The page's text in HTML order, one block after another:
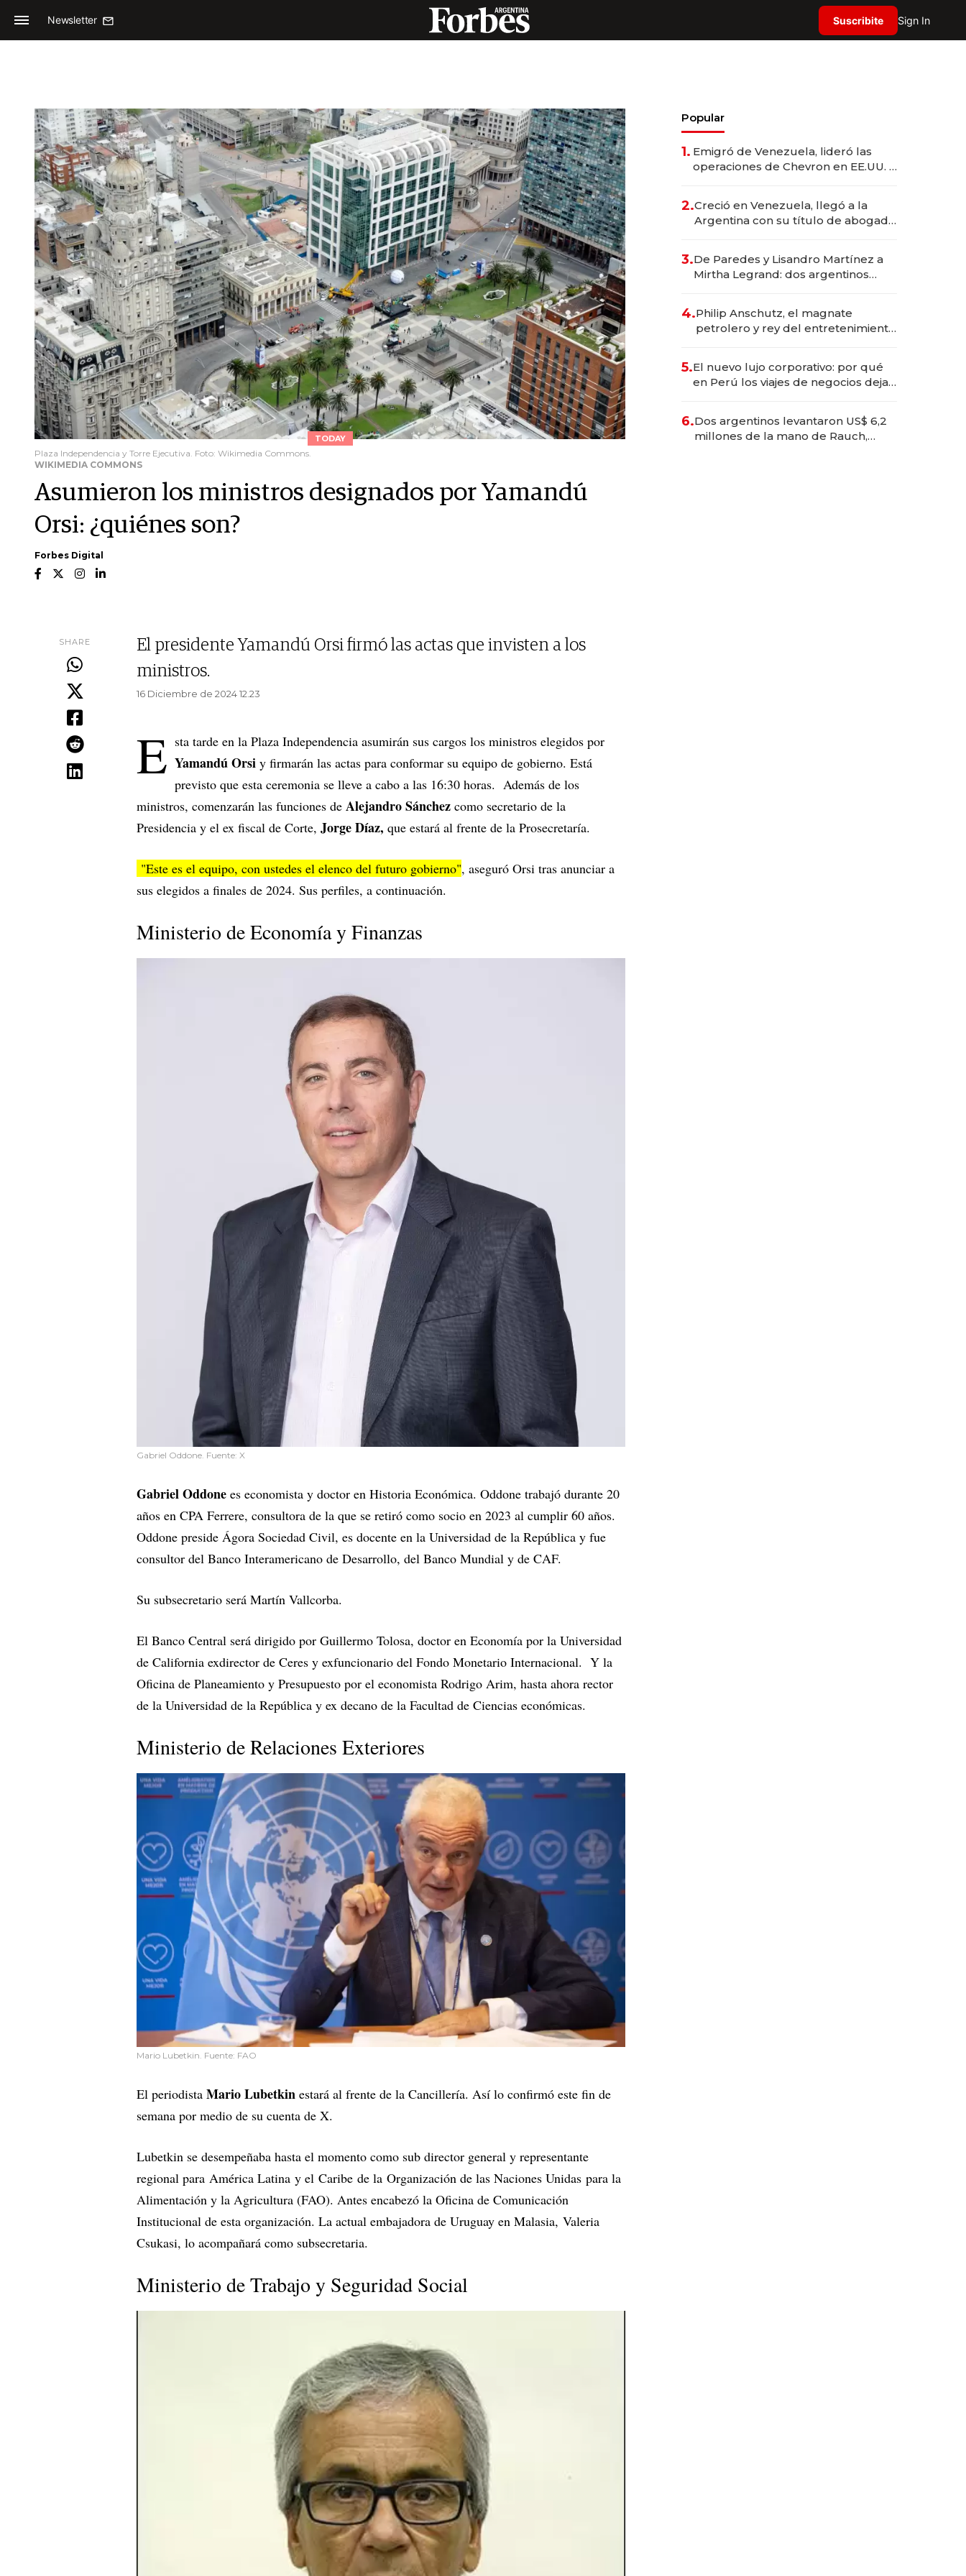
Newsletter Suscribite Sign In
TODAY
Plaza Independencia y Torre Ejecutiva. Foto: Wikimedia Commons.
WIKIMEDIA COMMONS
Asumieron los ministros designados por Yamandú
Orsi: ¿quiénes son?
Forbes Digital
SHARE
El presidente Yamandú Orsi firmó las actas que invisten a los
ministros.
16 Diciembre de 2024 12.23
E sta tarde en la Plaza Independencia asumirán sus cargos los ministros elegidos por
Yamandú Orsi y firmarán las actas para conformar su equipo de gobierno. Está
previsto que esta ceremonia se lleve a cabo a las 16:30 horas. Además de los
ministros, comenzarán las funciones de Alejandro Sánchez como secretario de la
Presidencia y el ex fiscal de Corte, Jorge Díaz, que estará al frente de la Prosecretaría.
"Este es el equipo, con ustedes el elenco del futuro gobierno", aseguró Orsi tras anunciar a
sus elegidos a finales de 2024. Sus perfiles, a continuación.
Ministerio de Economía y Finanzas
Gabriel Oddone. Fuente: X
Gabriel Oddone es economista y doctor en Historia Económica. Oddone trabajó durante 20
años en CPA Ferrere, consultora de la que se retiró como socio en 2023 al cumplir 60 años.
Oddone preside Ágora Sociedad Civil, es docente en la Universidad de la República y fue
consultor del Banco Interamericano de Desarrollo, del Banco Mundial y de CAF.
Su subsecretario será Martín Vallcorba.
El Banco Central será dirigido por Guillermo Tolosa, doctor en Economía por la Universidad
de California exdirector de Ceres y exfuncionario del Fondo Monetario Internacional. Y la
Oficina de Planeamiento y Presupuesto por el economista Rodrigo Arim, hasta ahora rector
de la Universidad de la República y ex decano de la Facultad de Ciencias económicas.
Ministerio de Relaciones Exteriores
Mario Lubetkin. Fuente: FAO
El periodista Mario Lubetkin estará al frente de la Cancillería. Así lo confirmó este fin de
semana por medio de su cuenta de X.
Lubetkin se desempeñaba hasta el momento como sub director general y representante
regional para América Latina y el Caribe de la Organización de las Naciones Unidas para la
Alimentación y la Agricultura (FAO). Antes encabezó la Oficina de Comunicación
Institucional de esta organización. La actual embajadora de Uruguay en Malasia, Valeria
Csukasi, lo acompañará como subsecretaria.
Ministerio de Trabajo y Seguridad Social
Popular
1. Emigró de Venezuela, lideró las
operaciones de Chevron en EE.UU. y
2.Creció en Venezuela, llegó a la
Argentina con su título de abogado
marcas "fast premium"
3.De Paredes y Lisandro Martínez a
Mirtha Legrand: dos argentinos
4.Philip Anschutz, el magnate
petrolero y rey del entretenimiento
5.El nuevo lujo corporativo: por qué
en Perú los viajes de negocios dejan
en experiencias transformadoras
6.Dos argentinos levantaron US$ 6,2
millones de la mano de Rauch,